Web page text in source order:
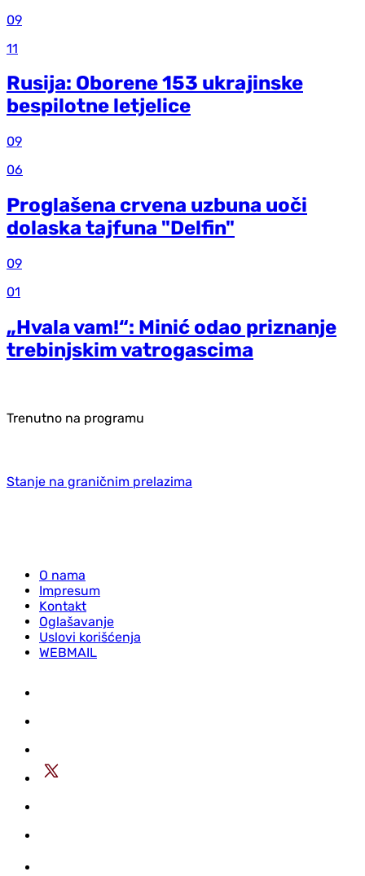
09
11
Rusija: Oborene 153 ukrajinske
bespilotne letjelice
09
06
Proglašena crvena uzbuna uoči
dolaska tajfuna "Delfin"
09
01
„Hvala vam!“: Minić odao priznanje
trebinjskim vatrogascima
Trenutno na programu
Stanje na graničnim prelazima
O nama
Impresum
Kontakt
Oglašavanje
Uslovi korišćenja
WEBMAIL